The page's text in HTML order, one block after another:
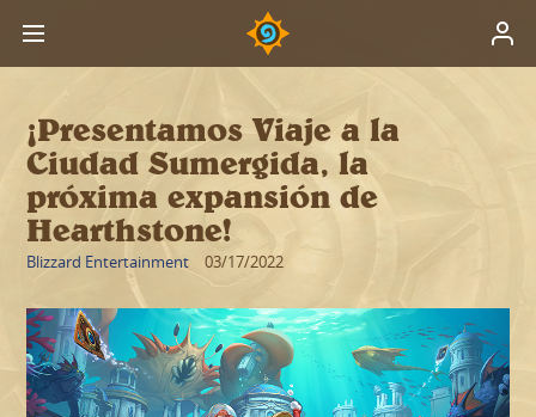
¡Presentamos Viaje a la
Ciudad Sumergida, la
próxima expansión de
Hearthstone!
Blizzard Entertainment 03/17/2022